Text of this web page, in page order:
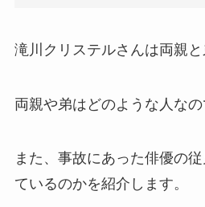
滝川クリステルさんは両親と
両親や弟はどのような人なの
また、事故にあった俳優の
ているのかを紹介します。